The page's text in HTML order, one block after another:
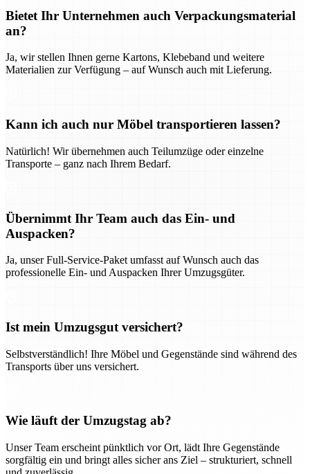
Bietet Ihr Unternehmen auch Verpackungsmaterial
an?
Ja, wir stellen Ihnen gerne Kartons, Klebeband und weitere
Materialien zur Verfügung – auf Wunsch auch mit Lieferung.
Kann ich auch nur Möbel transportieren lassen?
Natürlich! Wir übernehmen auch Teilumzüge oder einzelne
Transporte – ganz nach Ihrem Bedarf.
Übernimmt Ihr Team auch das Ein- und
Auspacken?
Ja, unser Full-Service-Paket umfasst auf Wunsch auch das
professionelle Ein- und Auspacken Ihrer Umzugsgüter.
Ist mein Umzugsgut versichert?
Selbstverständlich! Ihre Möbel und Gegenstände sind während des
Transports über uns versichert.
Wie läuft der Umzugstag ab?
Unser Team erscheint pünktlich vor Ort, lädt Ihre Gegenstände
sorgfältig ein und bringt alles sicher ans Ziel – strukturiert, schnell